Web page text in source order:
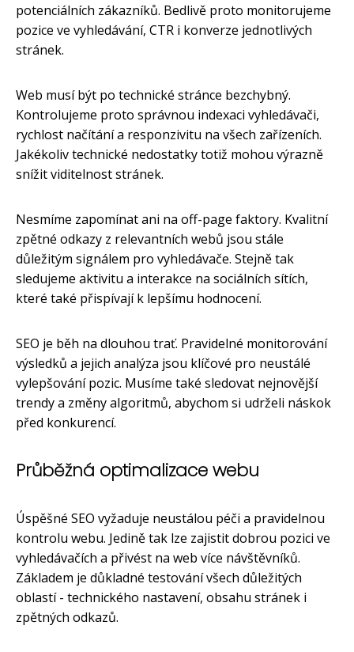
potenciálních zákazníků. Bedlivě proto monitorujeme
pozice ve vyhledávání, CTR i konverze jednotlivých
stránek.
Web musí být po technické stránce bezchybný.
Kontrolujeme proto správnou indexaci vyhledávači,
rychlost načítání a responzivitu na všech zařízeních.
Jakékoliv technické nedostatky totiž mohou výrazně
snížit viditelnost stránek.
Nesmíme zapomínat ani na off-page faktory. Kvalitní
zpětné odkazy z relevantních webů jsou stále
důležitým signálem pro vyhledávače. Stejně tak
sledujeme aktivitu a interakce na sociálních sítích,
které také přispívají k lepšímu hodnocení.
SEO je běh na dlouhou trať. Pravidelné monitorování
výsledků a jejich analýza jsou klíčové pro neustálé
vylepšování pozic. Musíme také sledovat nejnovější
trendy a změny algoritmů, abychom si udrželi náskok
před konkurencí.
Průběžná optimalizace webu
Úspěšné SEO vyžaduje neustálou péči a pravidelnou
kontrolu webu. Jedině tak lze zajistit dobrou pozici ve
vyhledávačích a přivést na web více návštěvníků.
Základem je důkladné testování všech důležitých
oblastí - technického nastavení, obsahu stránek i
zpětných odkazů.